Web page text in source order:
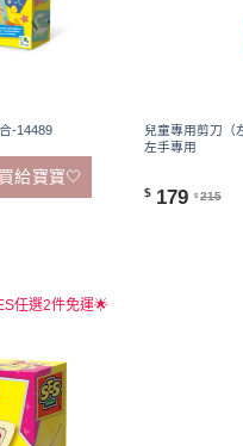
-14489
買給寶寶🤍
兒童專用剪刀（
左手專用
$ 179 $ 215
任選2件免運🌟